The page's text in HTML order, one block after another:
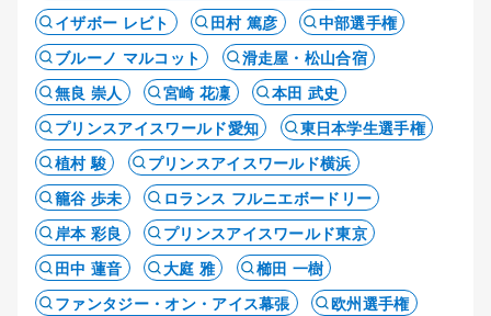
イザボー レビト
田村 篤彦
中部選手権
ブルーノ マルコット
滑走屋・松山合宿
無良 崇人
宮崎 花凜
本田 武史
プリンスアイスワールド愛知
東日本学生選手権
植村 駿
プリンスアイスワールド横浜
籠谷 歩未
ロランス フルニエボードリー
岸本 彩良
プリンスアイスワールド東京
田中 蓮音
大庭 雅
櫛田 一樹
ファンタジー・オン・アイス幕張
欧州選手権